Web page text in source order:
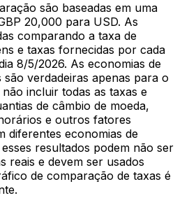
são baseadas em uma
20,000 para USD. As
comparando a taxa de
e taxas fornecidas por cada
8/5/2026. As economias de
verdadeiras apenas para o
incluir todas as taxas e
de câmbio de moeda,
e outros fatores
diferentes economias de
resultados podem não ser
reais e devem ser usados
de comparação de taxas é